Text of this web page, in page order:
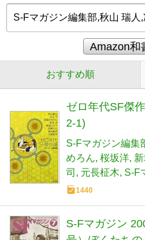
おすすめ順
ゼロ年代SF傑
2-1)
S-Fマガジン編集
めろん 桜坂洋
司
元長柾木 S-F
1440
S-Fマガジン